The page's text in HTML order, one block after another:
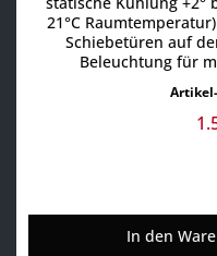
21°C
Schiebetüren auf
Beleuchtung für
Produkte • Scheiben
In den